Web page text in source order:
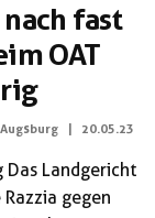
fast
OAT
Augsburg | 20.05.23
Das Landgericht
gegen